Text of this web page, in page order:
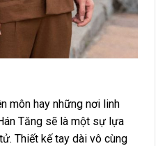
môn hay những nơi linh
Tăng sẽ là một sự lựa
Thiết kế tay dài vô cùng